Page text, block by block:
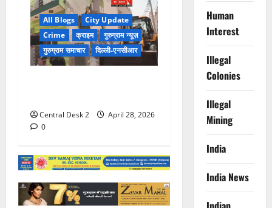
All Blogs
City Update
Crime
क्राइम
गुरुग्राम न्यूज़
गुरुग्राम समाचार
दिल्ली-एनसीआर
Central Desk 2
April 28, 2026
0
Human
Interest
Illegal
Colonies
Illegal
Mining
India
India News